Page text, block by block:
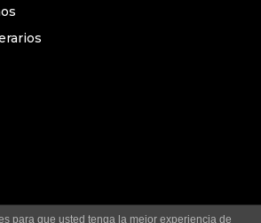
para que usted tenga la mejor experiencia de